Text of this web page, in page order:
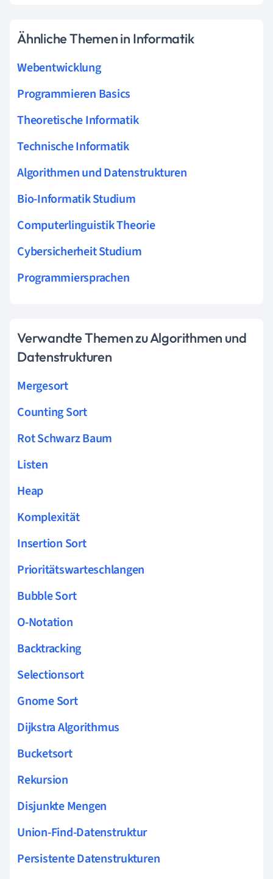
Ähnliche Themen in Informatik
Webentwicklung
Programmieren Basics
Theoretische Informatik
Technische Informatik
Algorithmen und Datenstrukturen
Bio-Informatik Studium
Computerlinguistik Theorie
Cybersicherheit Studium
Programmiersprachen
Verwandte Themen zu Algorithmen und
Datenstrukturen
Mergesort
Counting Sort
Rot Schwarz Baum
Listen
Heap
Komplexität
Insertion Sort
Prioritätswarteschlangen
Bubble Sort
O-Notation
Backtracking
Selectionsort
Gnome Sort
Dijkstra Algorithmus
Bucketsort
Rekursion
Disjunkte Mengen
Union-Find-Datenstruktur
Persistente Datenstrukturen